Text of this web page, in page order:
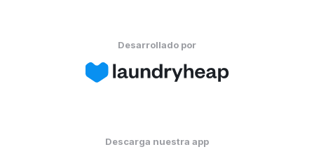
Desarrollado por
Descarga nuestra app